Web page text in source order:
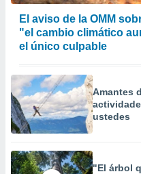
El aviso de la OMM
"el cambio climático
el único culpable
Amantes
ustedes
"El árbol